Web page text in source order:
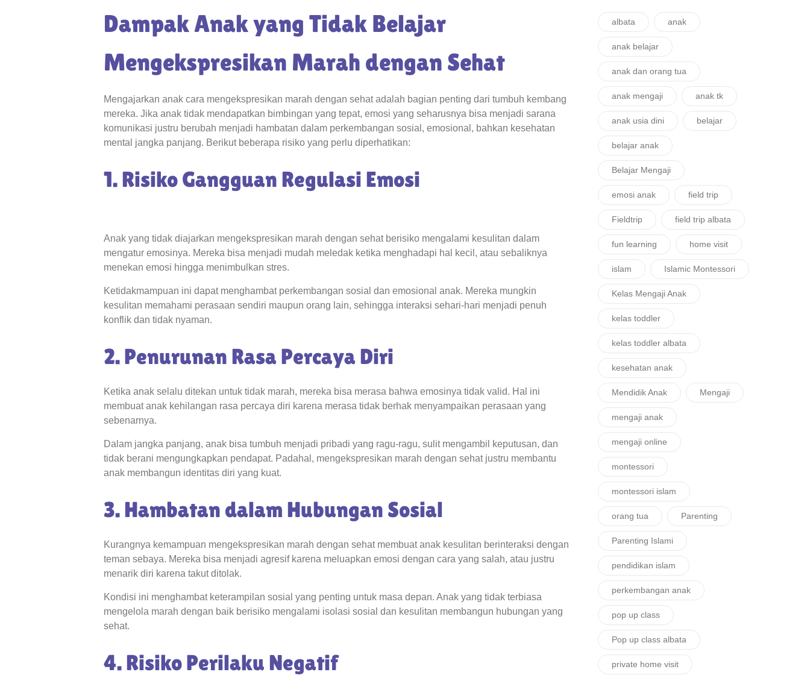
Dampak Anak yang Tidak Belajar
Mengekspresikan Marah dengan Sehat
Mengajarkan anak cara mengekspresikan marah dengan sehat adalah bagian penting dari tumbuh kembang
mereka. Jika anak tidak mendapatkan bimbingan yang tepat, emosi yang seharusnya bisa menjadi sarana
komunikasi justru berubah menjadi hambatan dalam perkembangan sosial, emosional, bahkan kesehatan
mental jangka panjang. Berikut beberapa risiko yang perlu diperhatikan:
1. Risiko Gangguan Regulasi Emosi
Anak yang tidak diajarkan mengekspresikan marah dengan sehat berisiko mengalami kesulitan dalam
mengatur emosinya. Mereka bisa menjadi mudah meledak ketika menghadapi hal kecil, atau sebaliknya
menekan emosi hingga menimbulkan stres.
Ketidakmampuan ini dapat menghambat perkembangan sosial dan emosional anak. Mereka mungkin
kesulitan memahami perasaan sendiri maupun orang lain, sehingga interaksi sehari-hari menjadi penuh
konflik dan tidak nyaman.
2. Penurunan Rasa Percaya Diri
Ketika anak selalu ditekan untuk tidak marah, mereka bisa merasa bahwa emosinya tidak valid. Hal ini
membuat anak kehilangan rasa percaya diri karena merasa tidak berhak menyampaikan perasaan yang
sebenarnya.
Dalam jangka panjang, anak bisa tumbuh menjadi pribadi yang ragu-ragu, sulit mengambil keputusan, dan
tidak berani mengungkapkan pendapat. Padahal, mengekspresikan marah dengan sehat justru membantu
anak membangun identitas diri yang kuat.
3. Hambatan dalam Hubungan Sosial
Kurangnya kemampuan mengekspresikan marah dengan sehat membuat anak kesulitan berinteraksi dengan
teman sebaya. Mereka bisa menjadi agresif karena meluapkan emosi dengan cara yang salah, atau justru
menarik diri karena takut ditolak.
Kondisi ini menghambat keterampilan sosial yang penting untuk masa depan. Anak yang tidak terbiasa
mengelola marah dengan baik berisiko mengalami isolasi sosial dan kesulitan membangun hubungan yang
sehat.
4. Risiko Perilaku Negatif
albata anak
anak belajar
anak dan orang tua
anak mengaji anak tk
anak usia dini belajar
belajar anak
Belajar Mengaji
emosi anak field trip
Fieldtrip field trip albata
fun learning home visit
islam Islamic Montessori
Kelas Mengaji Anak
kelas toddler
kelas toddler albata
kesehatan anak
Mendidik Anak Mengaji
mengaji anak
mengaji online
montessori
montessori islam
orang tua Parenting
Parenting Islami
pendidikan islam
perkembangan anak
pop up class
Pop up class albata
private home visit